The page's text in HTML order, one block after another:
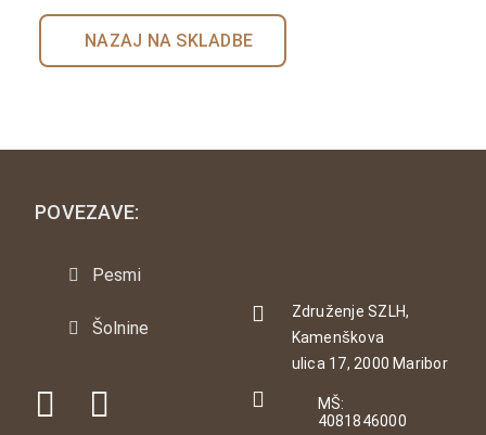
NAZAJ NA SKLADBE
Združenje SZLH,
Kamenškova
ulica 17, 2000 Maribor
MŠ:
4081846000
POVEZAVE:
Pesmi
Šolnine